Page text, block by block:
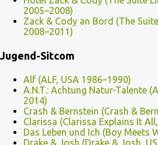
2005–2008)
Zack & Cody an Bord (The
2008–2011)
Jugend-Sitcom
Alf (ALF, USA 1986–1990)
A.N.T.: Achtung Natur-Talente
2014)
Crash & Bernstein (Crash &
Clarissa (Clarissa Explains It
Das Leben und Ich (Boy Meets
Drake & Josh (Drake & Josh,